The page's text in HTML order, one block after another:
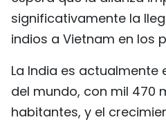
significativamente la
indios a Vietnam en los
La India es
del mundo, con mil 470
habitantes, y el